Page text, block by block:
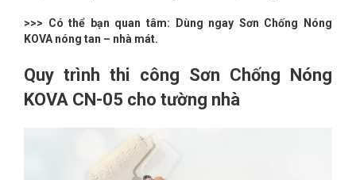
>>> Có thể bạn quan tâm:
Dùng ngay Sơn Chống Nóng
KOVA nóng tan – nhà mát.
Quy trình thi công Sơn Chống Nóng
KOVA CN-05 cho tường nhà